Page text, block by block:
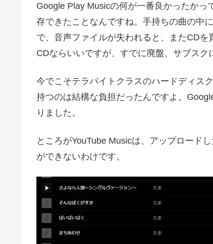
Google Play Musicの何が一番良かったか
存できたことなんですね。手持ちの曲の中
で、音声ファイルが失われると、またCD
CDならいいですが、すでに廃盤、サブスク
今でこそテラバイトクラスのハードディス
持つのは結構な負担だったんですよ。
りました。
ところがYouTube Musicは、アップロード
ができないわけです。